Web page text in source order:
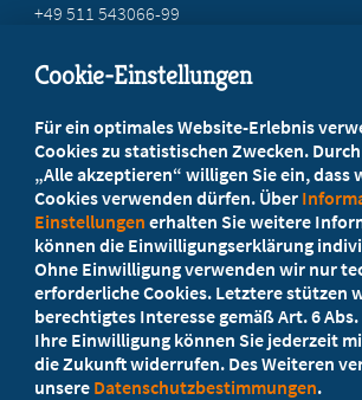
+49 511 543066-99
Ihr Landesverband berät Sie!
Ansprechpartner
Werden Sie jetzt Mitglied
5 Vorteile einer MB-
Cookie-Einstellungen
Für ein optimales Website-Erlebnis
Cookies zu statistischen Zwecken.
„Alle akzeptieren“ willigen Sie ein, dass
Cookies verwenden dürfen. Über
Einstellungen erhalten Sie weitere
können die Einwilligungserklärung
Ohne Einwilligung verwenden wir nur
erforderliche Cookies. Letztere stützen
berechtigtes Interesse gemäß Art. 6 Abs.
Ihre Einwilligung können Sie jederzeit
die Zukunft widerrufen. Des Weiteren
unsere Datenschutzbestimmungen.